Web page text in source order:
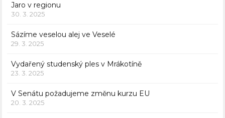
Jaro v regionu
30. 3. 2025
Sázíme veselou alej ve Veselé
29. 3. 2025
Vydařený studenský ples v Mrákotíně
23. 3. 2025
V Senátu požadujeme změnu kurzu EU
20. 3. 2025